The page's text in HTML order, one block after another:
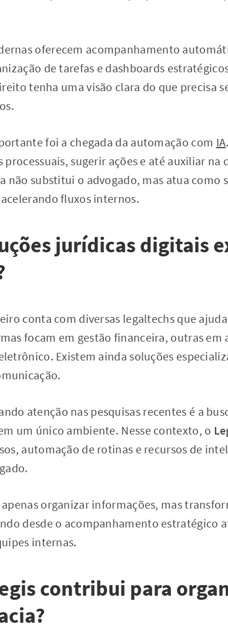
oferecem acompanhamento
de tarefas e dashboards
tenha uma visão clara do que precisa
foi a chegada da automação com IA
sugerir ações e até auxiliar na
não substitui o advogado, mas atua como
fluxos internos.
jurídicas digitais
conta com diversas legaltechs que
focam em gestão financeira, outras
Existem ainda soluções
atenção nas pesquisas recentes é a
um único ambiente. Nesse contexto, o
automação de rotinas e recursos de
organizar informações, mas
desde o acompanhamento estratégico
internas.
contribui para